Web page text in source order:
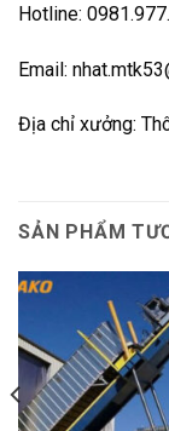
Hotline:
Email:
Địa chỉ xưởng:
SẢN PHẨM